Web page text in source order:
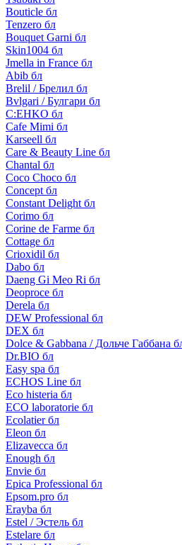
Bouticle бл
Tenzero бл
Bouquet Garni бл
Skin1004 бл
Jmella in France бл
Abib бл
Brelil / Брелил бл
Bvlgari / Булгари бл
C:EHKO бл
Cafe Mimi бл
Karseell бл
Care & Beauty Line бл
Chantal бл
Coco Choco бл
Concept бл
Constant Delight бл
Corimo бл
Corine de Farme бл
Cottage бл
Crioxidil бл
Dabo бл
Daeng Gi Meo Ri бл
Deoproce бл
Derela бл
DEW Professional бл
DEX бл
Dolce & Gabbana / Дольче Габбана
Dr.BIO бл
Easy spa бл
ECHOS Line бл
Eco histeria бл
ECO laboratorie бл
Ecolatier бл
Eleon бл
Elizavecca бл
Enough бл
Envie бл
Epica Professional бл
Epsom.pro бл
Erayba бл
Estel / Эстель бл
Estelare бл